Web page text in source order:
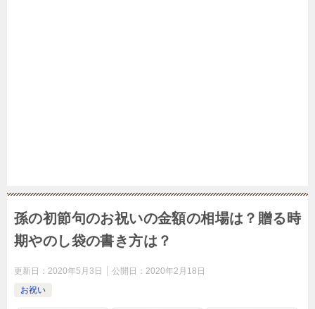
孫の初節句のお祝いの金額の相場は？贈る時
期やのし袋の書き方は？
更新日： 2020年5月3日 公開日： 2020年2月18日
お祝い